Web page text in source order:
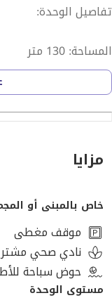
تفاصيل الوحدة:
المساحة: 130 متر
حديقة خاصة: 65 متر
تشطيب كامل
استلام فوري
الموقع:
مزايا
خاص بالمبنى أو
موقف مغطى
نادي صحي
حوض سباحة
مستوى الوحدة